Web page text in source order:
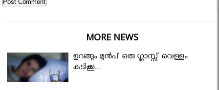
MORE NEWS
ഉറങ്ങും മുന്‍പ് ഒരു ഗ്ലാസ്സ് വെള്ളം
കുടിക്കൂ...